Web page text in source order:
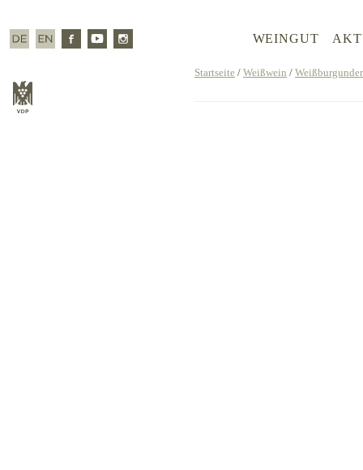
Inhalt DeutschEnglischFacebookYoutube WEINGUT
Startseite / Weißwein / Weißburgunder